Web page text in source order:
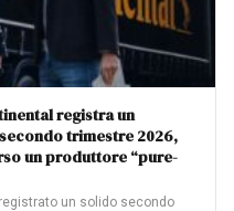
registra un
trimestre 2026,
un produttore “pure-
un solido secondo